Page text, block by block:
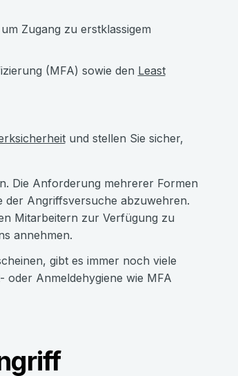
Zugang zu erstklassigem
(MFA) sowie den Least
und stellen Sie sicher,
Die Anforderung mehrerer Formen
der Angriffsversuche abzuwehren.
Mitarbeitern zur Verfügung zu
annehmen.
gibt es immer noch viele
oder Anmeldehygiene wie MFA